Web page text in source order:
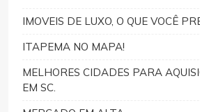
IMOVEIS DE LUXO, O QUE VOCÊ
ITAPEMA NO MAPA!
MELHORES CIDADES PARA
EM SC.